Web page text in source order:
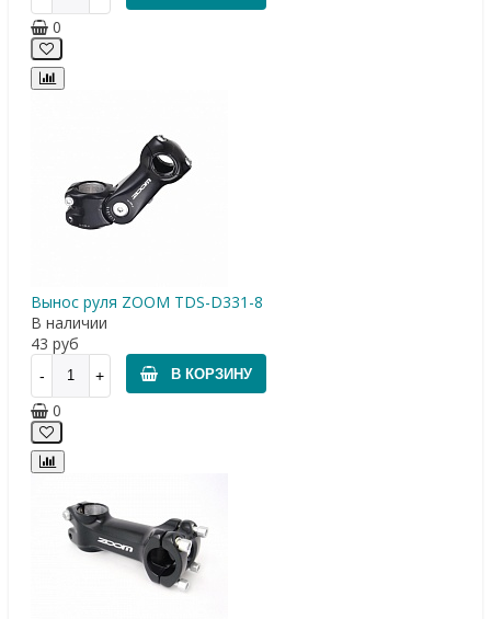
0
Вынос руля ZOOM TDS-D331-8
В наличии
43 руб
В КОРЗИНУ
0